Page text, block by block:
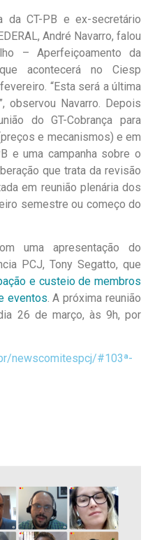
da CT-PB e ex-secretário
André Navarro, falou
– Aperfeiçoamento da
acontecerá no Ciesp
“Esta será a última
observou Navarro. Depois
do GT-Cobrança para
e mecanismos) e em
e uma campanha sobre o
que trata da revisão
em reunião plenária dos
semestre ou começo do
uma apresentação do
PCJ, Tony Segatto, que
e custeio de membros
eventos. A próxima reunião
26 de março, às 9h, por
newscomitespcj/#103ª-